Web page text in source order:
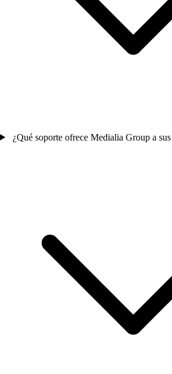
¿Qué soporte ofrece Medialia Group a